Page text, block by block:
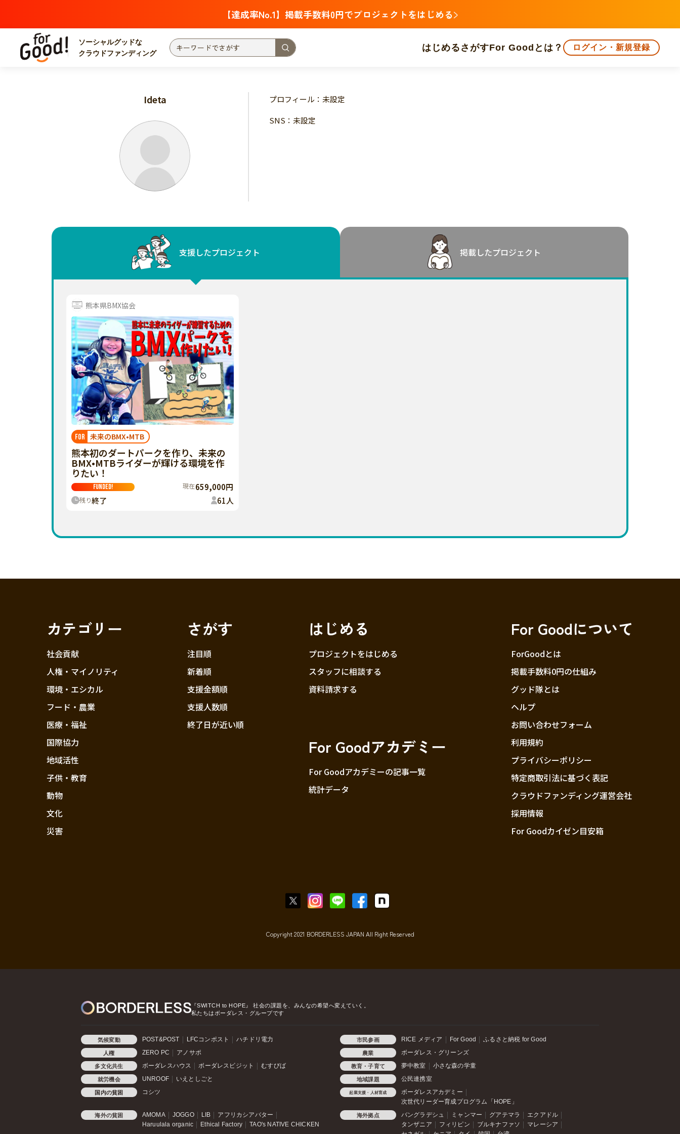
【達成率No.1】掲載手数料0円でプロジェクトをはじめる
ソーシャルグッドな
クラウドファンディング
はじめる さがすFor Goodとは？ ログイン・新規登録
支援金額が多い 支援人数が多い
国際協力 子ども・教育
災害
北海道・東北
関東
新潟
中国
四国
九州・沖縄 福岡 佐賀 長崎 熊本 大分 宮崎 鹿児島 沖縄
Ideta
プロフィール：未設定
SNS：未設定
支援したプロジェクト 掲載したプロジェクト
熊本県BMX協会
FOR 未来のBMX•MTB
熊本初のダートパークを作り、未来の
BMX•MTBライダーが輝ける環境を作
りたい！
FUNDED! 現在659,000円
残り終了 61人
カテゴリー
社会貢献
人権・マイノリティ
環境・エシカル
フード・農業
医療・福祉
国際協力
地域活性
子供・教育
動物
文化
災害
さがす
注目順
新着順
支援金額順
支援人数順
終了日が近い順
はじめる
プロジェクトをはじめる
スタッフに相談する
資料請求する
For Goodアカデミー
For Goodアカデミーの記事一覧
統計データ
For Goodについて
ForGoodとは
掲載手数料0円の仕組み
グッド隊とは
ヘルプ
お問い合わせフォーム
利用規約
プライバシーポリシー
特定商取引法に基づく表記
クラウドファンディング運営会社
採用情報
For Goodカイゼン目安箱
Copyright 2021 BORDERLESS JAPAN All Right Reserved
『SWITCH to HOPE』
社会の課題を、みんなの希望へ変えていく。
私たちはボーダレス・グループです
気候変動 POST&POST LFCコンポスト ハチドリ電力 市民参画 RICE メディア For Good ふるさと納税 for Good
人権 ZERO PC アノサポ 農業 ボーダレス・グリーンズ
多文化共生 ボーダレスハウス ボーダレスビジット むすびば 教育・子育て 夢中教室 小さな森の学童
就労機会 UNROOF いえとしごと 地域課題 公民連携室
国内の貧困 コシツ 起業支援・人材育成
ボーダレスアカデミー
次世代リーダー育成プログラム「HOPE」
海外の貧困 AMOMA JOGGO LIB
アフリカシアバター
Haruulala organic
Ethical Factory TAO's NATIVE CHICKEN
海外拠点 バングラデシュ ミャンマー グアテマラ
エクアドル
タンザニア
フィリピン ブルキナファソ
マレーシア